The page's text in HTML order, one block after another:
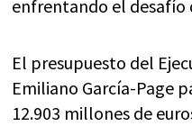
enfrentando el desafío
El presupuesto del
Emiliano García-Page
12.903 millones de